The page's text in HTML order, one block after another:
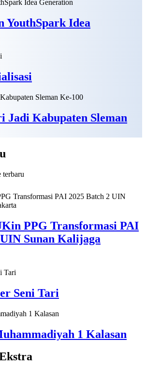
YouthSpark Idea
Jadi Kabupaten Sleman
terbaru
PPG Transformasi PAI
Sunan Kalijaga
Seni Tari
1 Kalasan